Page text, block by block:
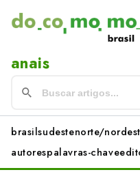
anais
brasilsudestenorte/
autorespalavras-chave